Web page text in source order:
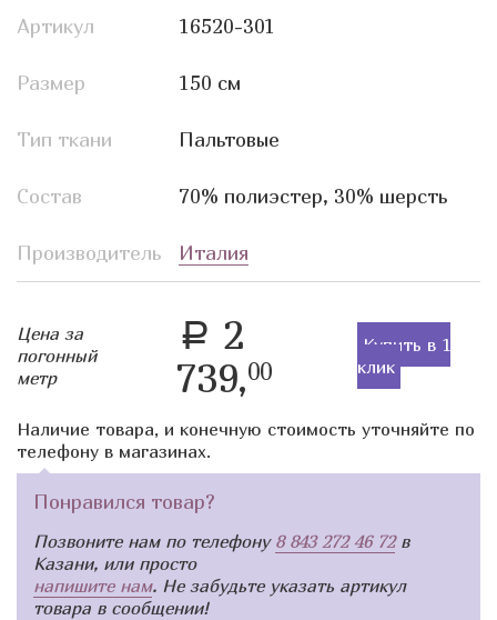
Артикул 16520-301
Размер 150 см
Тип ткани Пальтовые
Состав 70% полиэстер, 30% шерсть
Производитель Италия
Цена за
погонный
метр
a
2
739,00
Купить в 1
клик
Наличие товара, и конечную стоимость уточняйте по
телефону в магазинах.
Понравился товар?
Позвоните нам по телефону 8 843 272 46 72в
Казани, или просто
напишите нам. Не забудьте указать артикул
товара в сообщении!